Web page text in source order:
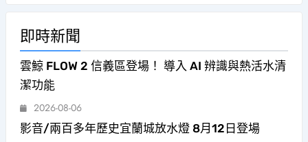
即時新聞
雲鯨 FLOW 2 信義區登場！ 導入 AI 辨識與熱活水清
潔功能
2026-08-06
影音/兩百多年歷史宜蘭城放水燈 8月12日登場